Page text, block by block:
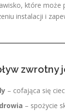
które może
instalacji i
zwrotny
– cofająca się
– spożycie